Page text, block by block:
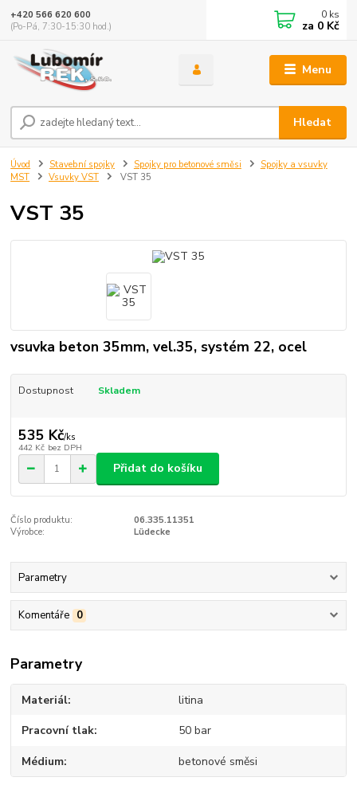
Menu
Hledat
+420 566 620 600
(Po-Pá, 7:30-15:30 hod.)
0 ks
za 0 Kč
Úvod Stavební spojky Spojky pro betonové směsi
Spojky a vsuvky
MST
Vsuvky VST VST 35
VST 35
vsuvka beton 35mm, vel.35, systém 22, ocel
Dostupnost Skladem
535 Kč/ks
442 Kč bez DPH
Přidat do košíku
Číslo produktu:
06.335.11351
Výrobce:
Lüdecke
Parametry
Komentáře 0
Parametry
Materiál litina
Pracovní tlak 50 bar
Médium betonové směsi